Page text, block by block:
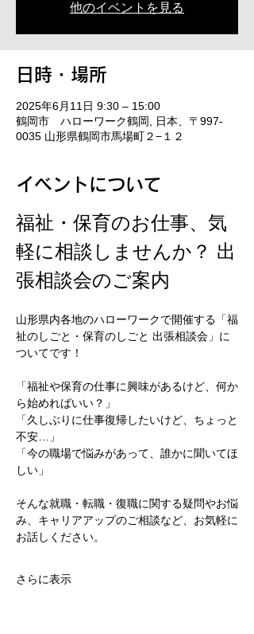
他のイベントを見る
日時・場所
2025年6月11日 9:30 – 15:00
鶴岡市 ハローワーク鶴岡, 日本、〒997-
0035 山形県鶴岡市馬場町２−１２
イベントについて
福祉・保育のお仕事、気
軽に相談しませんか？ 出
張相談会のご案内
山形県内各地のハローワークで開催する「福
祉のしごと・保育のしごと 出張相談会」に
ついてです！
「福祉や保育の仕事に興味があるけど、何か
ら始めればいい？」
「久しぶりに仕事復帰したいけど、ちょっと
不安…」
「今の職場で悩みがあって、誰かに聞いてほ
しい」
そんな就職・転職・復職に関する疑問やお悩
み、キャリアアップのご相談など、お気軽に
お話しください。
さらに表示